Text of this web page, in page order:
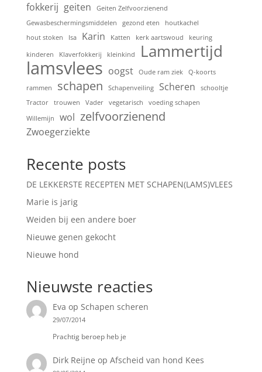
fokkerij geiten
Geiten Zelfvoorzienend
Gewasbeschermingsmiddelen
gezond eten
houtkachel
hout stoken
Isa Karin Katten kerk aartswoud keuring
kinderen Klaverfokkerij kleinkind Lammertijd
lamsvlees oogst Oude ram ziek
Q-koorts
rammen
schapen Schapenveiling Scheren
schooltje
Tractor
trouwen Vader vegetarisch
voeding schapen
Willemijn
wol zelfvoorzienend
Zwoegerziekte
Recente posts
DE LEKKERSTE RECEPTEN MET SCHAPEN(LAMS)VLEES
Marie is jarig
Weiden bij een andere boer
Nieuwe genen gekocht
Nieuwe hond
Nieuwste reacties
Eva opSchapen scheren
29/07/2014
Prachtig beroep heb je
Dirk Reijne opAfscheid van hond Kees